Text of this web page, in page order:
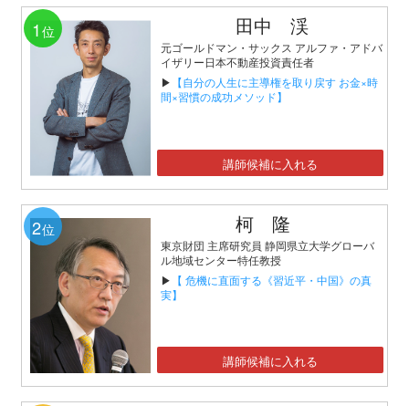
1 位 田中 渓
元ゴールドマン・サックス アルファ・アドバ
イザリー日本不動産投資責任者
▶ 【自分の人生に主導権を取り戻す お金×時
間×習慣の成功メソッド】
講師候補に入れる
2位 柯 隆
東京財団 主席研究員 静岡県立大学グローバ
ル地域センター特任教授
▶ 【 危機に直面する《習近平・中国》の真
実】
講師候補に入れる